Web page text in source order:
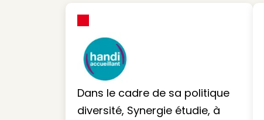
Dans le cadre de sa politique
diversité, Synergie étudie, à